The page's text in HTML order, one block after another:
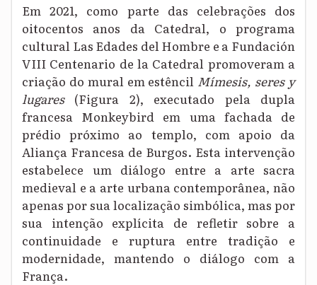
Em 2021, como parte das celebrações dos
oitocentos anos da Catedral, o programa
cultural Las Edades del Hombre e a Fundación
VIII Centenario de la Catedral promoveram a
criação do mural em estêncil Mímesis, seres y
lugares (Figura 2), executado pela dupla
francesa Monkeybird em uma fachada de
prédio próximo ao templo, com apoio da
Aliança Francesa de Burgos. Esta intervenção
estabelece um diálogo entre a arte sacra
medieval e a arte urbana contemporânea, não
apenas por sua localização simbólica, mas por
sua intenção explícita de refletir sobre a
continuidade e ruptura entre tradição e
modernidade, mantendo o diálogo com a
França.